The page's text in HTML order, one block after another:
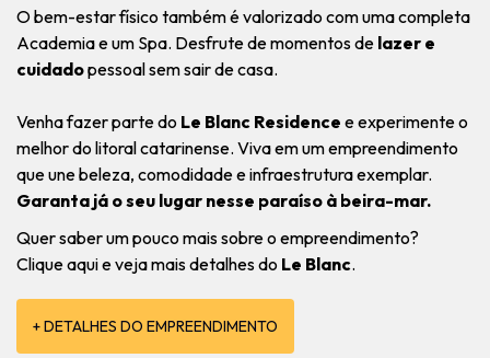
O bem-estar físico também é valorizado com uma completa
Academia e um Spa. Desfrute de momentos de lazer e
cuidadopessoal sem sair de casa.
Venha fazer parte do Le Blanc Residence e experimente o
melhor do litoral catarinense. Viva em um empreendimento
que une beleza, comodidade e infraestrutura exemplar.
Garanta já o seu lugar nesse paraíso à beira-mar.
Quer saber um pouco mais sobre o empreendimento?
Clique aqui e veja mais detalhes do Le Blanc.
+ DETALHES DO EMPREENDIMENTO